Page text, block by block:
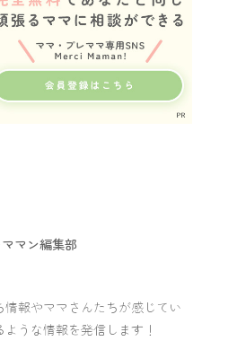
マン編集部
報やママさんたちが感じてい
うな情報を発信します！